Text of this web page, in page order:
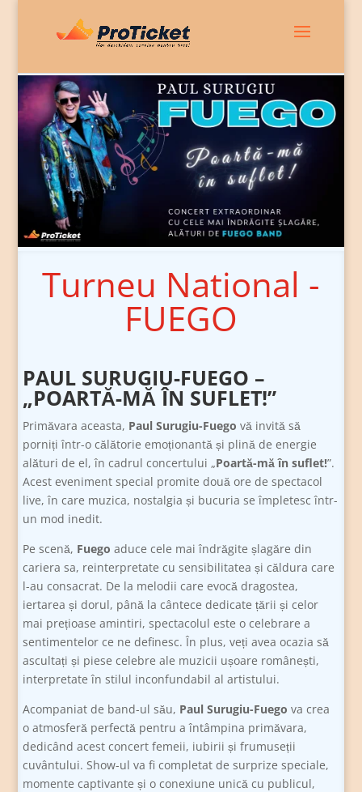
Turneu National -
FUEGO
PAUL SURUGIU-FUEGO –
„POARTĂ-MĂ ÎN SUFLET!”
Primăvara aceasta, Paul Surugiu-Fuego vă invită să
porniți într-o călătorie emoționantă și plină de energie
alături de el, în cadrul concertului „Poartă-mă în suflet!”.
Acest eveniment special promite două ore de spectacol
live, în care muzica, nostalgia și bucuria se împletesc într-
un mod inedit.
Pe scenă, Fuego aduce cele mai îndrăgite șlagăre din
cariera sa, reinterpretate cu sensibilitatea și căldura care
l-au consacrat. De la melodii care evocă dragostea,
iertarea și dorul, până la cântece dedicate țării și celor
mai prețioase amintiri, spectacolul este o celebrare a
sentimentelor ce ne definesc. În plus, veți avea ocazia să
ascultați și piese celebre ale muzicii ușoare românești,
interpretate în stilul inconfundabil al artistului.
Acompaniat de band-ul său, Paul Surugiu-Fuego va crea
o atmosferă perfectă pentru a întâmpina primăvara,
dedicând acest concert femeii, iubirii și frumuseții
cuvântului. Show-ul va fi completat de surprize speciale,
momente captivante și o conexiune unică cu publicul,